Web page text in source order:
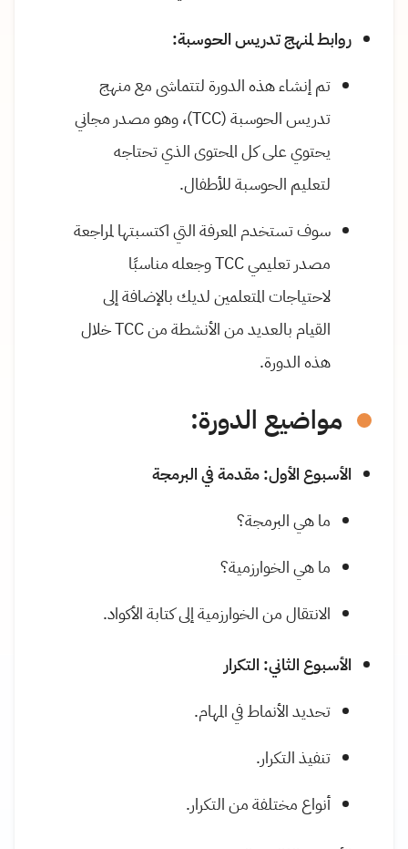
روابط لمنهج تدريس الحوسبة:
تم إنشاء هذه الدورة لتتماشى مع منهج
تدريس الحوسبة (TCC)، وهو مصدر مجاني
يحتوي على كل المحتوى الذي تحتاجه
لتعليم الحوسبة للأطفال.
سوف تستخدم المعرفة التي اكتسبتها لمراجعة
مصدر تعليمي TCC وجعله مناسبًا
لاحتياجات المتعلمين لديك بالإضافة إلى
القيام بالعديد من الأنشطة من TCC خلال
هذه الدورة.
مواضيع الدورة:
الأسبوع الأول: مقدمة في البرمجة
ما هي البرمجة؟
ما هي الخوارزمية؟
الانتقال من الخوارزمية إلى كتابة الأكواد.
الأسبوع الثاني: التكرار
تحديد الأنماط في المهام.
تنفيذ التكرار.
أنواع مختلفة من التكرار.